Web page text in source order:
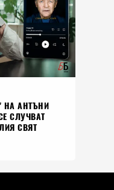
НА АНТЪНИ
СЛУЧВАТ
СВЯТ